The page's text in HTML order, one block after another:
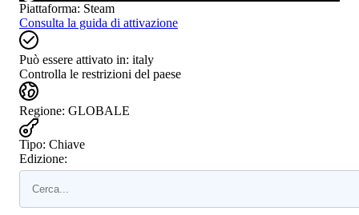
Piattaforma: Steam
Consulta la guida di attivazione
Può essere attivato in: italy
Controlla le restrizioni del paese
Regione: GLOBALE
Tipo: Chiave
Edizione: